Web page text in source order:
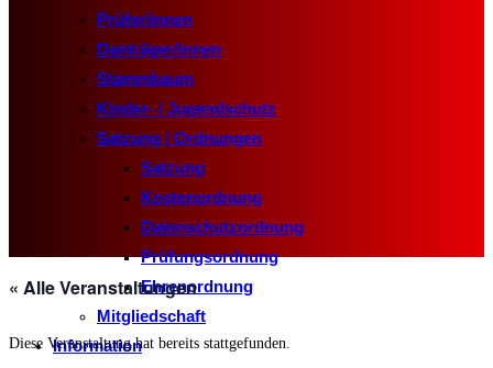
Prüfer/innen
Danträger/innen
Stammbaum
Kinder- / Jugendschutz
Satzung / Ordnungen
Satzung
Kostenordnung
Datenschutzordnung
Prüfungsordnung
Ehrenordnung
Mitgliedschaft
Information
« Alle Veranstaltungen
Diese Veranstaltung hat bereits stattgefunden.